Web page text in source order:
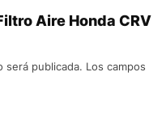
Aire Honda CRV
será publicada. Los campos